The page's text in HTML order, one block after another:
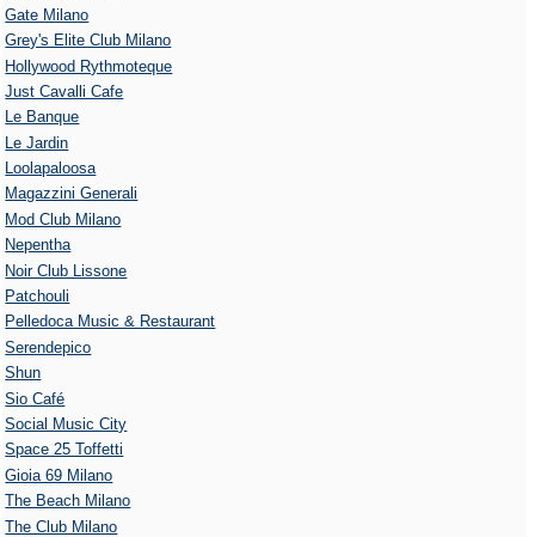
Gate Milano
Grey's Elite Club Milano
Hollywood Rythmoteque
Just Cavalli Cafe
Le Banque
Le Jardin
Loolapaloosa
Magazzini Generali
Mod Club Milano
Nepentha
Noir Club Lissone
Patchouli
Pelledoca Music & Restaurant
Serendepico
Shun
Sio Café
Social Music City
Space 25 Toffetti
Gioia 69 Milano
The Beach Milano
The Club Milano